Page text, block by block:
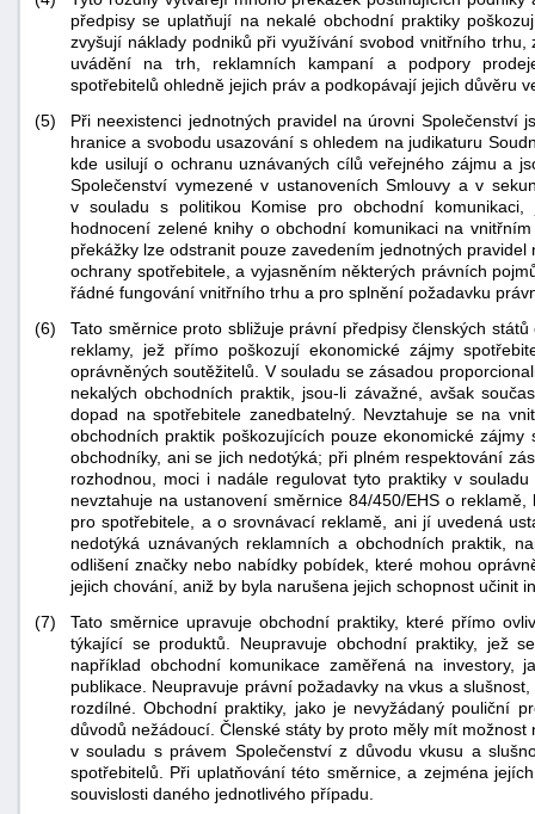
předpisy se uplatňují na nekalé obchodní praktiky
zvyšují náklady podniků při využívání svobod vnitřního
uvádění na trh, reklamních kampaní a podpory
spotřebitelů ohledně jejich práv a podkopávají jejich důvěru
(5)
Při neexistenci jednotných pravidel na úrovni Společenství
hranice a svobodu usazování s ohledem na judikaturu
kde usilují o ochranu uznávaných cílů veřejného zájmu a
Společenství vymezené v ustanoveních Smlouvy a v
v souladu s politikou Komise pro obchodní
hodnocení zelené knihy o obchodní komunikaci na
překážky lze odstranit pouze zavedením jednotných
ochrany spotřebitele, a vyjasněním některých právních
řádné fungování vnitřního trhu a pro splnění požadavku
(6)
Tato směrnice proto sbližuje právní předpisy členských
reklamy, jež přímo poškozují ekonomické zájmy
oprávněných soutěžitelů. V souladu se zásadou
nekalých obchodních praktik, jsou-li závažné, avšak
dopad na spotřebitele zanedbatelný. Nevztahuje se na
obchodních praktik poškozujících pouze ekonomické
obchodníky, ani se jich nedotýká; při plném respektování
rozhodnou, moci i nadále regulovat tyto praktiky v
nevztahuje na ustanovení směrnice 84/450/EHS o
pro spotřebitele, a o srovnávací reklamě, ani jí uvedená
nedotýká uznávaných reklamních a obchodních praktik,
odlišení značky nebo nabídky pobídek, které mohou
jejich chování, aniž by byla narušena jejich schopnost učinit
(7)
Tato směrnice upravuje obchodní praktiky, které přímo
týkající se produktů. Neupravuje obchodní praktiky, jež
například obchodní komunikace zaměřená na investory,
publikace. Neupravuje právní požadavky na vkus a
rozdílné. Obchodní praktiky, jako je nevyžádaný pouliční
důvodů nežádoucí. Členské státy by proto měly mít
v souladu s právem Společenství z důvodu vkusu a
spotřebitelů. Při uplatňování této směrnice, a zejména
souvislosti daného jednotlivého případu.
+náhrady
-
náhrady